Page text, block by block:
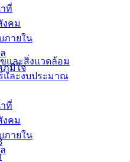
ที่
งคม
ภายใน
ภูมิใจ
และสิ่งแวดล้อม
และงบประมาณ
ที่
งคม
ภายใน
ดออก